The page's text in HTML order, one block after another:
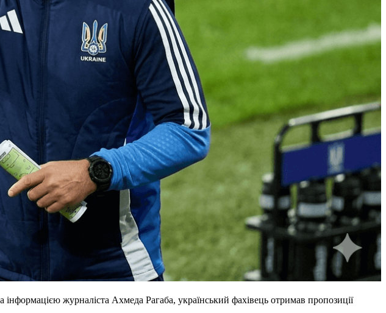
журналіста Ахмеда Рагаба, український фахівець отримав пропозиції